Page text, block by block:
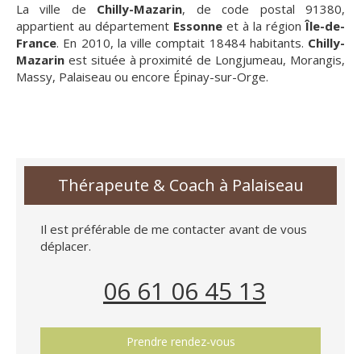
La ville de Chilly-Mazarin, de code postal 91380,
appartient au département Essonne et à la régionÎle-de-
France. En 2010, la ville comptait 18484 habitants. Chilly-
Mazarin est située à proximité de Longjumeau, Morangis,
Massy, Palaiseau ou encore Épinay-sur-Orge.
Thérapeute & Coach à Palaiseau
Il est préférable de me contacter avant de vous
déplacer.
06 61 06 45 13
Prendre rendez-vous